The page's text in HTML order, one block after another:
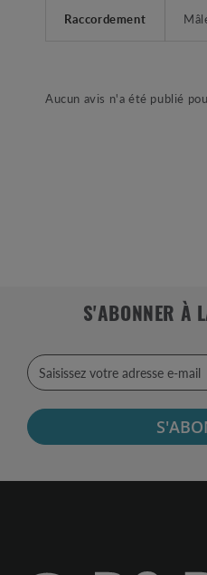
Raccordement
Aucun avis n'a été publié
S'ABONNER À